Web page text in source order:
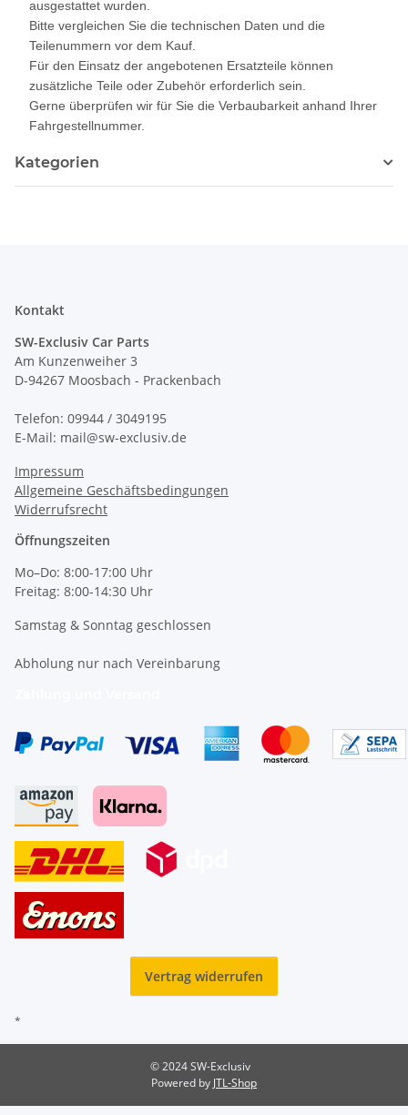
ausgestattet wurden.
Bitte vergleichen Sie die technischen Daten und die
Teilenummern vor dem Kauf.
Für den Einsatz der angebotenen Ersatzteile können
zusätzliche Teile oder Zubehör erforderlich sein.
Gerne überprüfen wir für Sie die Verbaubarkeit anhand Ihrer
Fahrgestellnummer.
Kategorien
Kontakt
SW-Exclusiv Car Parts
Am Kunzenweiher 3
D-94267 Moosbach - Prackenbach
Telefon: 09944 / 3049195
E-Mail: mail@sw-exclusiv.de
Impressum
Allgemeine Geschäftsbedingungen
Widerrufsrecht
Öffnungszeiten
Mo–Do: 8:00-17:00 Uhr
Freitag: 8:00-14:30 Uhr
Samstag & Sonntag geschlossen
Abholung nur nach Vereinbarung
Vertrag widerrufen
*
© 2024 SW-Exclusiv
Powered by JTL-Shop